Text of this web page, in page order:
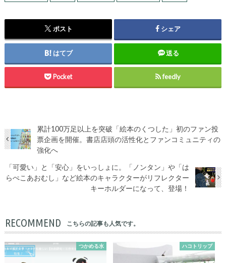
ポスト シェア
はてブ 送る
Pocket feedly
累計100万足以上を突破「絵本のくつした」初のファン投
票企画を開催。書店店頭の活性化とファンコミュニティの
強化へ
「可愛い」と「安心」をいっしょに。「ノンタン」や「は
らぺこあおむし」など絵本のキャラクターがリフレクター
キーホルダーになって、登場！
RECOMMEND こちらの記事も人気です。
つかめる水 ハコトリップ